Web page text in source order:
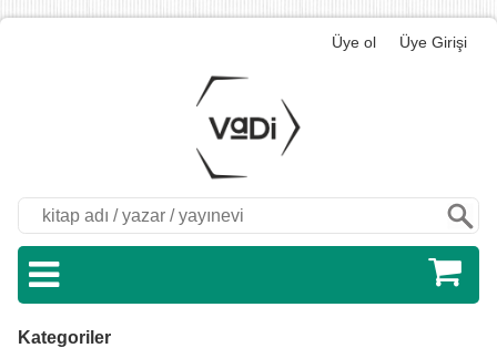
Üye ol Üye Girişi
Kategoriler